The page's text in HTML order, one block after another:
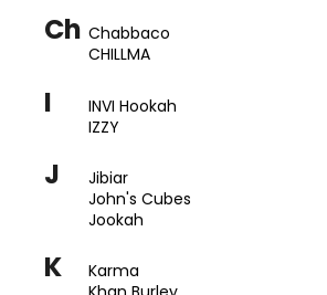
Ch Chabbaco
CHILLMA
I
INVI Hookah
IZZY
J
Jibiar
John's Cubes
Jookah
K
Karma